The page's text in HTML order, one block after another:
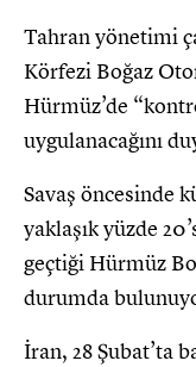
Tahran yönetimi
Körfezi Boğaz
Hürmüz’de
uygulanacağını
Savaş öncesinde
yaklaşık yüzde
geçtiği Hürmüz
durumda
İran, 28 Şubat’ta